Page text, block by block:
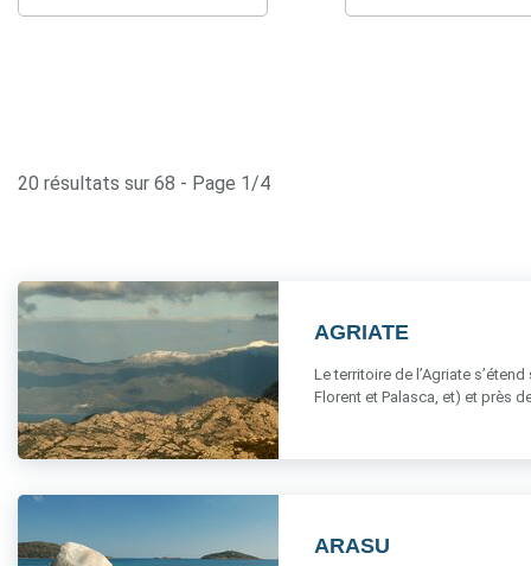
20 résultats sur 68 - Page 1/4
AGRIATE
Le territoire de l’Agriate
Florent et Palasca, et) et près
ARASU